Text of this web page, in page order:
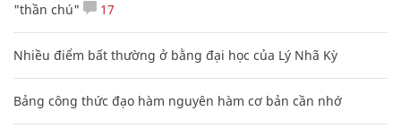
"thần chú"
17
Nhiều điểm bất thường ở bằng đại học của Lý Nhã Kỳ
Bảng công thức đạo hàm nguyên hàm cơ bản cần nhớ